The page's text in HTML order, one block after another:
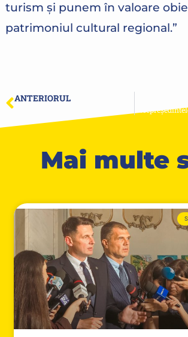
turism și punem în valoare
patrimoniul cultural regional.”
ANTERIORUL
Mai multe